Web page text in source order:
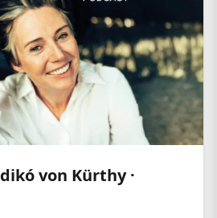
von Kürthy ·